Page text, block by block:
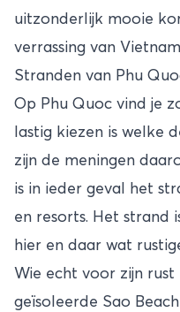
uitzonderlijk mooie
verrassing van
Stranden van Phu
Op Phu Quoc vind je
lastig kiezen is welke
zijn de meningen
is in ieder geval het
en resorts. Het strand
hier en daar wat
Wie echt voor zijn
geïsoleerde Sao